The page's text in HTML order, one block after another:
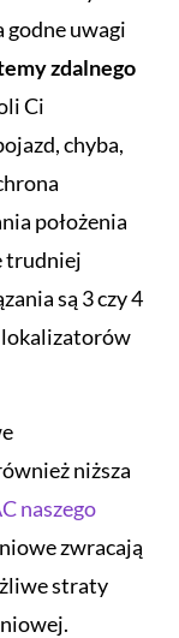
godne uwagi
zdalnego
Ci
chyba,
położenia
trudniej
są 3 czy 4
lokalizatorów
niższa
naszego
zwracają
straty